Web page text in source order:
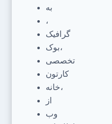
به
،
گرافیک
بوک،
تخصصی
کارتون
خانه،
از
وب